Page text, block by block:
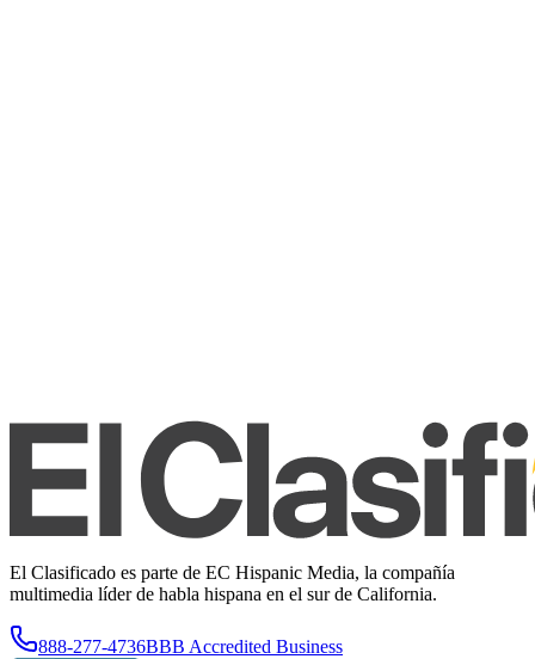
El Clasificado es parte de EC Hispanic Media, la compañía
multimedia líder de habla hispana en el sur de California.
888-277-4736BBB Accredited Business